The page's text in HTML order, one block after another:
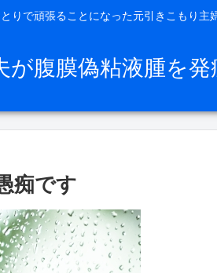
りで頑張ることになった元引きこもり主
腹膜偽粘液腫を
痴です